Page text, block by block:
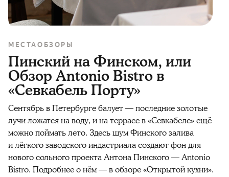
МЕСТА ОБЗОРЫ
Пинский на Финском, или
Обзор Antonio Bistro в
«Севкабель Порту»
Сентябрь в Петербурге балует — последние золотые
лучи ложатся на воду, и на террасе в «Севкабеле» ещё
можно поймать лето. Здесь шум Финского залива
и лёгкого заводского индастриала создают фон для
нового сольного проекта Антона Пинского — Antonio
Bistro. Подробнее о нём — в обзоре «Открытой кухни».